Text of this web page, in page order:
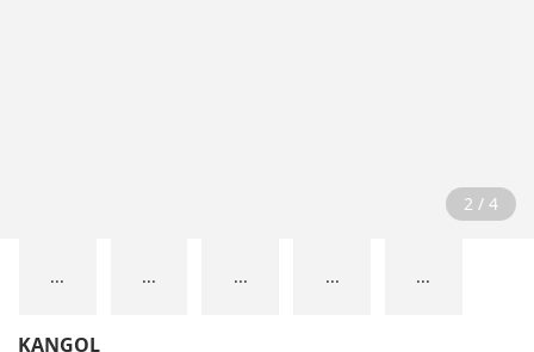
2 / 4
... ... ... ... ...
KANGOL